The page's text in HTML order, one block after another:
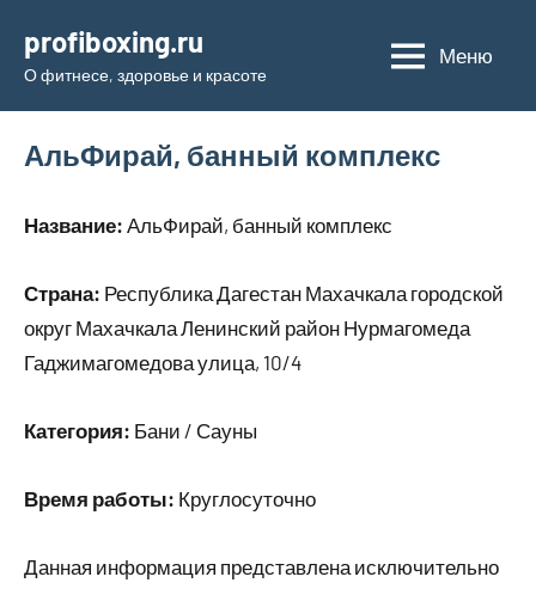
содержимому
profiboxing.ru
О фитнесе, здоровье и красоте
Меню
АльФирай, банный комплекс
Название: АльФирай, банный комплекс
Страна: Республика Дагестан Махачкала городской
округ Махачкала Ленинский район Нурмагомеда
Гаджимагомедова улица, 10/4
Категория: Бани / Сауны
Время работы: Круглосуточно
Данная информация представлена исключительно